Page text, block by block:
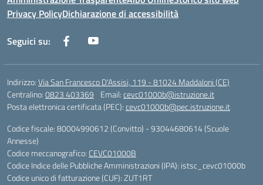
Privacy PolicyDichiarazione di accessibilità
Seguici su:
Indirizzo:Via San Francesco D'Assisi, 119 - 81024 Maddaloni (CE)
Centralino:0823 403369 Email:cevc01000b@istruzione.it
Posta elettronica certificata (PEC):cevc01000b@pec.istruzione.it
Codice fiscale: 80004990612 (Convitto) - 93044680614 (Scuole
Annesse)
Codice meccanografico: CEVC01000B
Codice Indice delle Pubbliche Amministrazioni (IPA): istsc_cevc01000b
Codice unico di fatturazione (CUF): ZUT1RT